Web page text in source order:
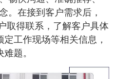
。在接到客户需求后，
取得联系，了解客户具体
工作现场等相关信息，
题。